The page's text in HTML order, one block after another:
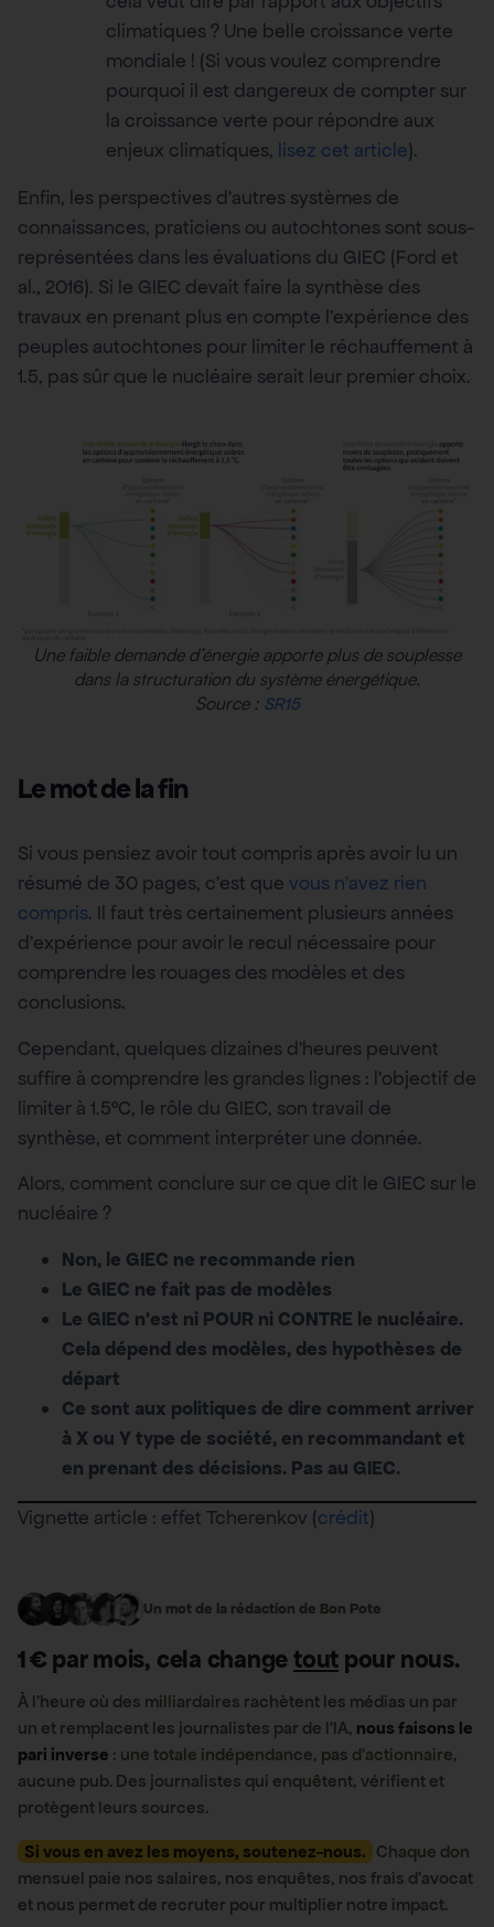
climatiques ? Une belle croissance verte
mondiale ! (Si vous voulez comprendre
pourquoi il est dangereux de compter sur
la croissance verte pour répondre aux
enjeux climatiques, lisez cet article).
Enfin, les perspectives d’autres systèmes de
connaissances, praticiens ou autochtones sont sous-
représentées dans les évaluations du GIEC (Ford et
al., 2016). Si le GIEC devait faire la synthèse des
travaux en prenant plus en compte l’expérience des
peuples autochtones pour limiter le réchauffement à
1.5, pas sûr que le nucléaire serait leur premier choix.
Une faible demande d’énergie apporte plus de souplesse
dans la structuration du système énergétique.
Source : SR15
Le mot de la fin
Si vous pensiez avoir tout compris après avoir lu un
résumé de 30 pages, c’est que vous n’avez rien
compris. Il faut très certainement plusieurs années
d’expérience pour avoir le recul nécessaire pour
comprendre les rouages des modèles et des
conclusions.
Cependant, quelques dizaines d’heures peuvent
suffire à comprendre les grandes lignes : l’objectif de
limiter à 1.5°C, le rôle du GIEC, son travail de
synthèse, et comment interpréter une donnée.
Alors, comment conclure sur ce que dit le GIEC sur le
nucléaire ?
Non, le GIEC ne recommande rien
Le GIEC ne fait pas de modèles
Le GIEC n’est ni POUR ni CONTRE le nucléaire.
Cela dépend des modèles, des hypothèses de
départ
Ce sont aux politiques de dire comment arriver
à X ou Y type de société, en recommandant et
en prenant des décisions. Pas au GIEC.
Vignette article : effet Tcherenkov (crédit)
Un mot de la rédaction de Bon Pote
1 € par mois, cela changetout pour nous.
À l’heure où des milliardaires rachètent les médias un par
un et remplacent les journalistes par de l’IA, nous faisons le
pari inverse : une totale indépendance, pas d’actionnaire,
aucune pub. Des journalistes qui enquêtent, vérifient et
protègent leurs sources.
Si vous en avez les moyens, soutenez-nous. Chaque don
mensuel paie nos salaires, nos enquêtes, nos frais d’avocat
et nous permet de recruter pour multiplier notre impact.